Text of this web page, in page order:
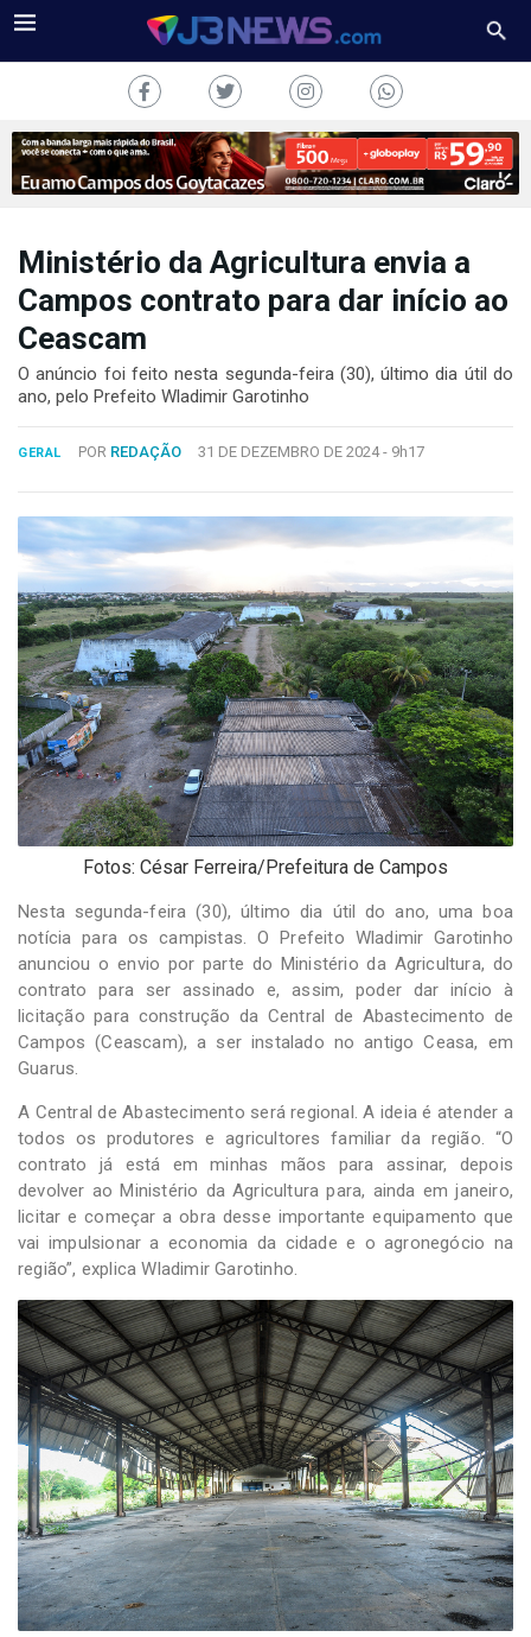
TV
COLUNAS
FALE
CONOSCO
Copyright
2024
Desenvolvido
por
Hesea
Tecnologia
Sistemas
Ministério da Agricultura envia a
Campos contrato para dar início ao
Ceascam
O anúncio foi feito nesta segunda-feira (30), último dia útil do
ano, pelo Prefeito Wladimir Garotinho
GERAL POR REDAÇÃO 31 DE DEZEMBRO DE 2024 - 9h17
Fotos: César Ferreira/Prefeitura de Campos
Nesta segunda-feira (30), último dia útil do ano, uma boa
notícia para os campistas. O Prefeito Wladimir Garotinho
anunciou o envio por parte do Ministério da Agricultura, do
contrato para ser assinado e, assim, poder dar início à
licitação para construção da Central de Abastecimento de
Campos (Ceascam), a ser instalado no antigo Ceasa, em
Guarus.
A Central de Abastecimento será regional. A ideia é atender a
todos os produtores e agricultores familiar da região. “O
contrato já está em minhas mãos para assinar, depois
devolver ao Ministério da Agricultura para, ainda em janeiro,
licitar e começar a obra desse importante equipamento que
vai impulsionar a economia da cidade e o agronegócio na
região”, explica Wladimir Garotinho.